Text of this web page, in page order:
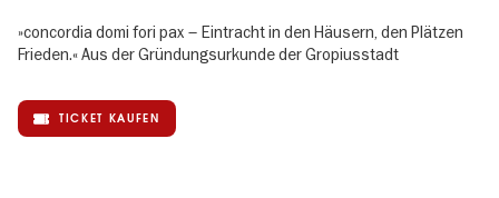
»concordia domi fori pax – Eintracht in den Häusern, den Plätzen
Frieden.« Aus der Gründungsurkunde der Gropiusstadt
TICKET KAUFEN